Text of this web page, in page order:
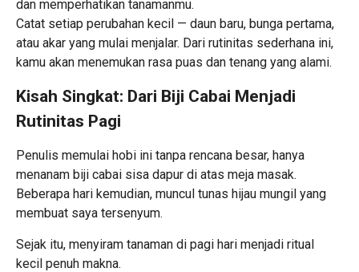
dan memperhatikan tanamanmu.
Catat setiap perubahan kecil — daun baru, bunga pertama,
atau akar yang mulai menjalar. Dari rutinitas sederhana ini,
kamu akan menemukan rasa puas dan tenang yang alami.
Kisah Singkat: Dari Biji Cabai Menjadi
Rutinitas Pagi
Penulis memulai hobi ini tanpa rencana besar, hanya
menanam biji cabai sisa dapur di atas meja masak.
Beberapa hari kemudian, muncul tunas hijau mungil yang
membuat saya tersenyum.
Sejak itu, menyiram tanaman di pagi hari menjadi ritual
kecil penuh makna.